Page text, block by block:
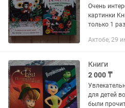
Очень
картинки
только 1
еще больше
Актобе, 29
Книги
2 000 ₸
для детей
были